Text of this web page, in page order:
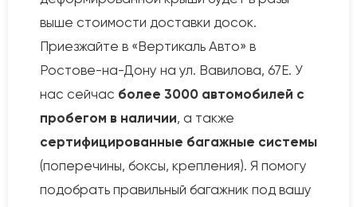
выше стоимости доставки досок.
Приезжайте в «Вертикаль Авто» в
Ростове-на-Дону на ул. Вавилова, 67Е. У
нас сейчас более 3000 автомобилей с
пробегом в наличии, а также
сертифицированные багажные системы
(поперечины, боксы, крепления). Я помогу
подобрать правильный багажник под вашу